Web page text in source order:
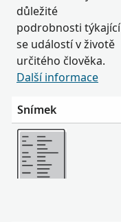
důležité
podrobnosti týkající
se událostí v životě
určitého člověka.
Další informace
Snímek
Více